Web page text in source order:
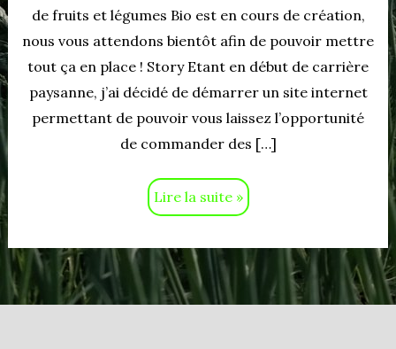
de fruits et légumes Bio est en cours de création,
nous vous attendons bientôt afin de pouvoir mettre
tout ça en place ! Story Etant en début de carrière
paysanne, j’ai décidé de démarrer un site internet
permettant de pouvoir vous laissez l’opportunité
de commander des […]
Lire la suite »